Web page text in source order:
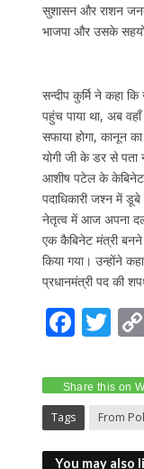
सुशासन और राशन
भाजपा और उसके
सन्दीप कुर्मि ने कहा
पहुंच पाया था, अब
सफाया होगा, कानून
योगी जी के डर से
आशीष पटेल के केबिनेट
पदाधिकारी जश्न में
नेतृत्व में आज अपना दल
एक कैबिनेट मंत्री बनने
किया गया। उन्होंने
प्रधानमंत्री पद की
F
e
b
o
T
itt
er
Share this on
Tags From
You may also